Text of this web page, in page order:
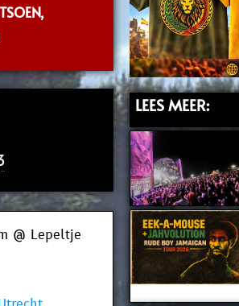
@ Lepeltje
LEES MEER: